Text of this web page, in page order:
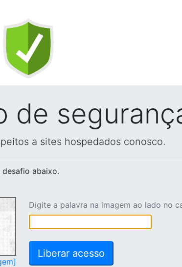
de
a sites hospedados conosco.
abaixo.
Digite a palavra na imagem ao lado no